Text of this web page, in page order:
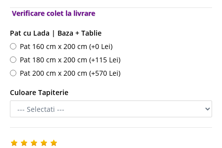
Verificare colet la livrare
Pat cu Lada | Baza + Tablie
Pat 160 cm x 200 cm (+0 Lei)
Pat 180 cm x 200 cm (+115 Lei)
Pat 200 cm x 200 cm (+570 Lei)
Culoare Tapiterie